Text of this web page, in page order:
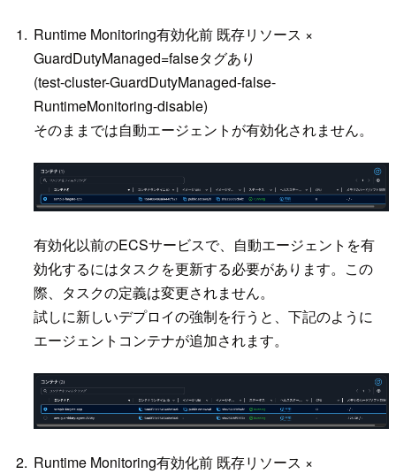
Runtime Monitoring有効化前 既存リソース ×
GuardDutyManaged=falseタグあり
(test-cluster-GuardDutyManaged-false-
RuntimeMonitoring-disable)
そのままでは自動エージェントが有効化されません。
有効化以前のECSサービスで、自動エージェントを有
効化するにはタスクを更新する必要があります。この
際、タスクの定義は変更されません。
試しに新しいデプロイの強制を行うと、下記のように
エージェントコンテナが追加されます。
Runtime Monitoring有効化前 既存リソース ×